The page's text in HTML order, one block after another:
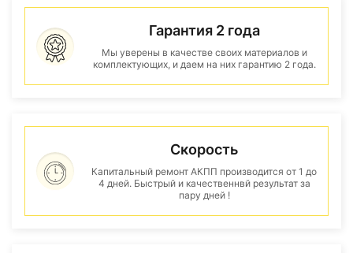
Гарантия 2 года
Мы уверены в качестве своих материалов и
комплектующих, и даем на них гарантию 2 года.
Скорость
Капитальный ремонт АКПП производится от 1 до
4 дней. Быстрый и качественнвй результат за
пару дней !